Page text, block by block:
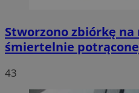
Stworzono zbiórkę na
śmiertelnie
43